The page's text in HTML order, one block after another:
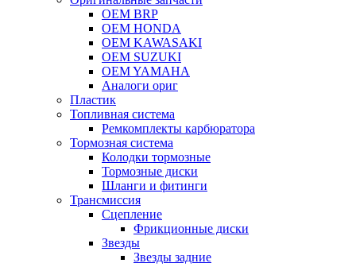
OEM BRP
OEM HONDA
OEM KAWASAKI
OEM SUZUKI
OEM YAMAHA
Аналоги ориг
Пластик
Топливная система
Ремкомплекты карбюратора
Тормозная система
Колодки тормозные
Тормозные диски
Шланги и фитинги
Трансмиссия
Cцепление
Фрикционные диски
Звезды
Звезды задние